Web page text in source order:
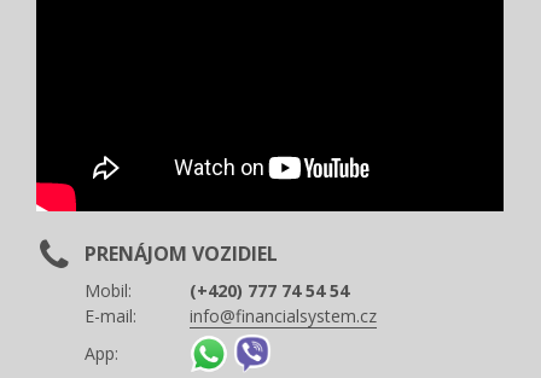
PRENÁJOM VOZIDIEL
Mobil:
(+420) 777 74 54 54
E-mail:
info@financialsystem.cz
App: